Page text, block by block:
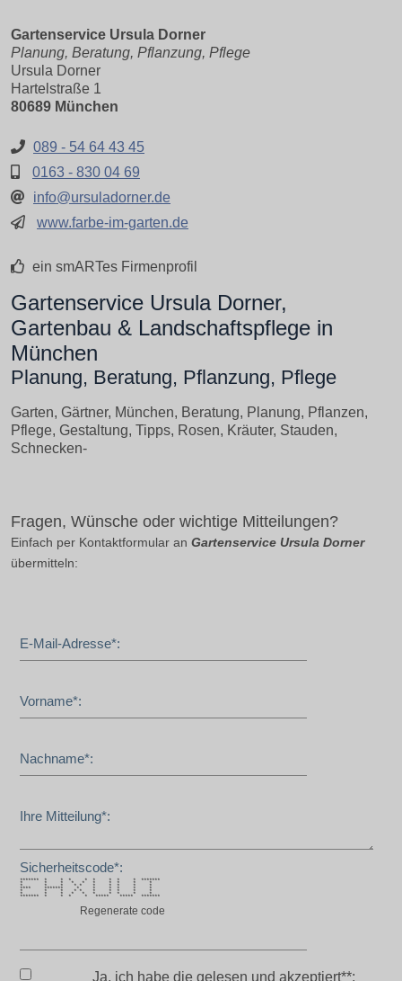
Gartenservice Ursula Dorner
Planung, Beratung, Pflanzung, Pflege
Ursula Dorner
Hartelstraße 1
80689 München
089 - 54 64 43 45
0163 - 830 04 69
info@ursuladorner.de
www.farbe-im-garten.de
ein smARTes Firmenprofil
Gartenservice Ursula Dorner,
Gartenbau & Landschaftspflege in
München
Planung, Beratung, Pflanzung, Pflege
Garten, Gärtner, München, Beratung, Planung, Pflanzen,
Pflege, Gestaltung, Tipps, Rosen, Kräuter, Stauden,
Schnecken-
Fragen, Wünsche oder wichtige Mitteilungen?
Einfach per Kontaktformular an Gartenservice Ursula Dorner
übermitteln:
E-Mail-Adresse*:
Vorname*:
Nachname*:
Ihre Mitteilung*:
Sicherheitscode*:
******* * * * * * * * * *******
* * * * * * * * * *
* * * * * * * * * *
**** ******* * * * * * *
* * * * * * * * * *
* * * * * * * * * *
******* * * * * ***** ***** *******
Regenerate code
Ja, ich habe die gelesen und akzeptiert**: